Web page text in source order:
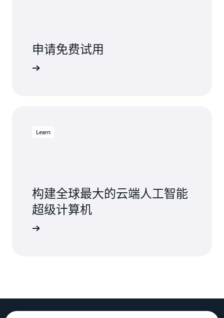
申请免费试用
Learn
构建全球最大的云端人工智能
超级计算机